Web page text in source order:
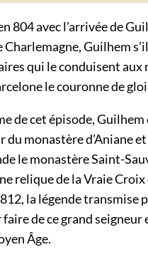
804 avec l’arrivée de
Guilhem
qui le conduisent aux
le couronne de
de cet épisode,
du monastère d’Aniane
le monastère Saint-
relique de la Vraie
la légende transmise
de ce grand
Âge.